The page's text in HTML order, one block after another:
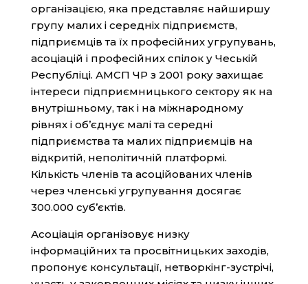
організацією, яка представляє найширшу
групу малих і середніх підприємств,
підприємців та їх професійних угрупувань,
асоціацій і професійних спілок у Чеській
Республіці. АМСП ЧР з 2001 року захищає
інтереси підприємницького сектору як на
внутрішньому, так і на міжнародному
рівнях і об’єднує малі та середні
підприємства та малих підприємців на
відкритій, неполітичній платформі.
Кількість членів та асоційованих членів
через членські угрупування досягає
300.000 суб’єктів.
Асоціація організовує низку
інформаційних та просвітницьких заходів,
пропонує консультації, нетворкінг-зустрічі,